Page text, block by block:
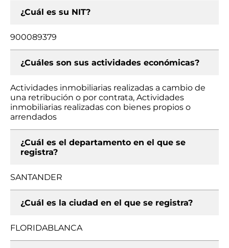
¿Cuál es su NIT?
900089379
¿Cuáles son sus actividades económicas?
Actividades inmobiliarias realizadas a cambio de
una retribución o por contrata, Actividades
inmobiliarias realizadas con bienes propios o
arrendados
¿Cuál es el departamento en el que se
registra?
SANTANDER
¿Cuál es la ciudad en el que se registra?
FLORIDABLANCA